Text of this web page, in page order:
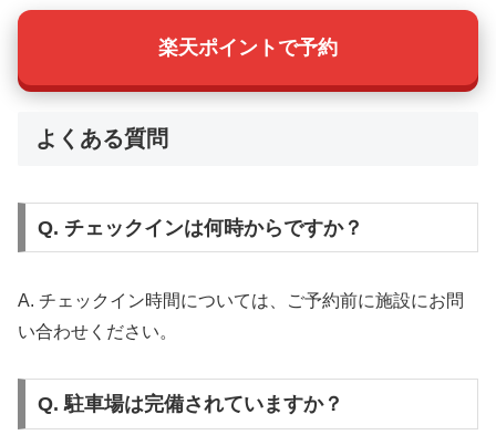
楽天ポイントで予約
よくある質問
Q. チェックインは何時からですか？
A. チェックイン時間については、ご予約前に施設にお問
い合わせください。
Q. 駐車場は完備されていますか？